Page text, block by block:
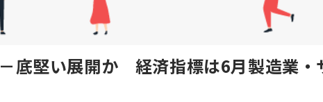
底堅い展開か 経済指標は6月製造業